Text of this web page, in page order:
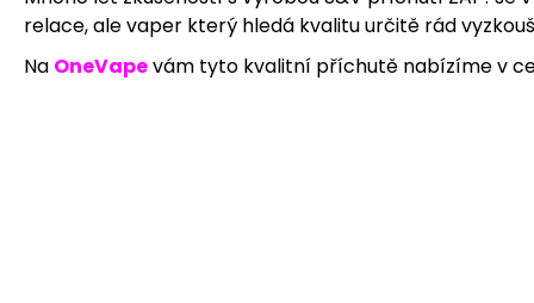
relace, ale vaper který hledá kvalitu určitě rád
Na OneVapevám tyto kvalitní příchutě nabízíme v